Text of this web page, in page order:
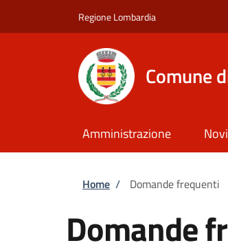
Regione Lombardia
Comune
Amministrazione
Briciole di
Home / Domande frequenti
Domande